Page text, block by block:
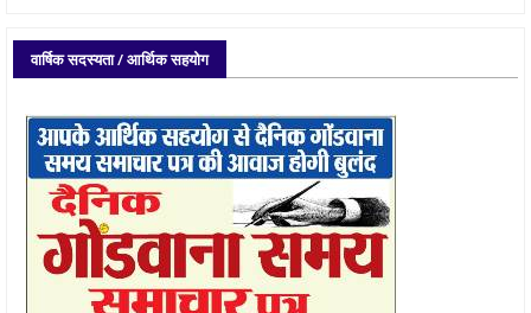
वार्षिक सदस्यता / आर्थिक सहयोग